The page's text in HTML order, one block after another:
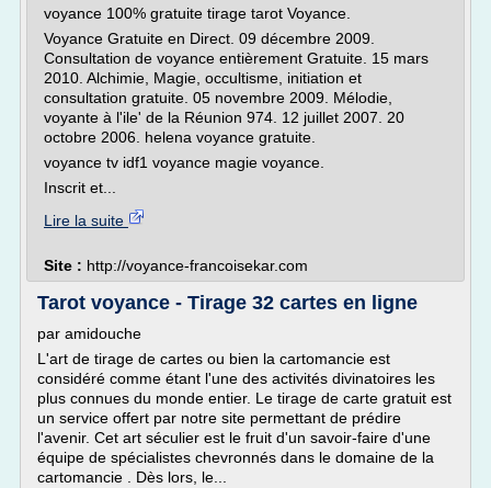
voyance 100% gratuite tirage tarot Voyance.
Voyance Gratuite en Direct. 09 décembre 2009.
Consultation de voyance entièrement Gratuite. 15 mars
2010. Alchimie, Magie, occultisme, initiation et
consultation gratuite. 05 novembre 2009. Mélodie,
voyante à l'ile' de la Réunion 974. 12 juillet 2007. 20
octobre 2006. helena voyance gratuite.
voyance tv idf1 voyance magie voyance.
Inscrit et...
Lire la suite
Site : http://voyance-francoisekar.com
Tarot voyance - Tirage 32 cartes en ligne
par amidouche
L'art de tirage de cartes ou bien la cartomancie est
considéré comme étant l'une des activités divinatoires les
plus connues du monde entier. Le tirage de carte gratuit est
un service offert par notre site permettant de prédire
l'avenir. Cet art séculier est le fruit d'un savoir-faire d'une
équipe de spécialistes chevronnés dans le domaine de la
cartomancie . Dès lors, le...